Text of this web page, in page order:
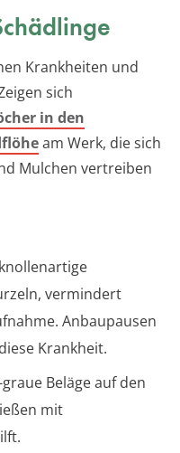
Krankheiten und
sich
in den
am Werk, die sich
Mulchen vertreiben
vermindert
Anbaupausen
Krankheit.
Beläge auf den
mit